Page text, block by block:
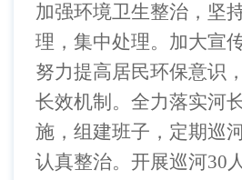
加强环境卫生整治，坚
理，集中处理。加大宣
努力提高居民环保意识
长效机制。全力落实河
施，组建班子，定期巡
认真整治。开展巡河30